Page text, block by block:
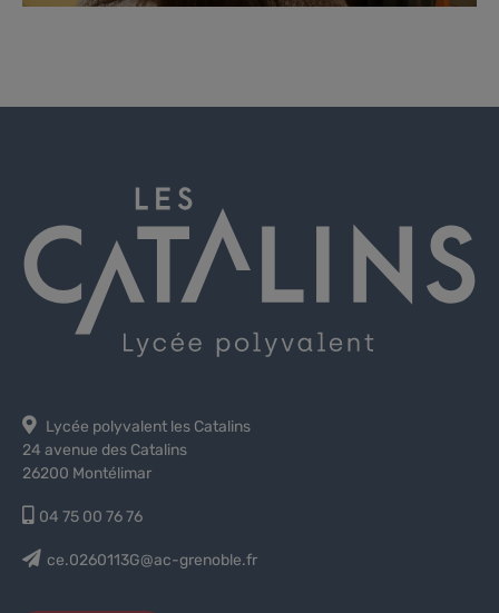
Lycée polyvalent les Catalins
24 avenue des Catalins
26200 Montélimar
04 75 00 76 76
ce.0260113G@ac-grenoble.fr